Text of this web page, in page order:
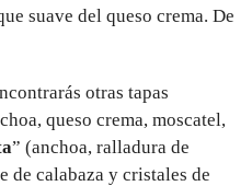
suave del queso crema. De
otras tapas
queso crema, moscatel,
” (anchoa, ralladura de
de calabaza y cristales de